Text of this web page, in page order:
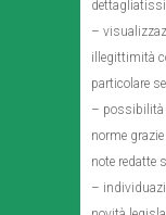
–
illegittimità
particolare
– possibilità
norme
note redatte
–